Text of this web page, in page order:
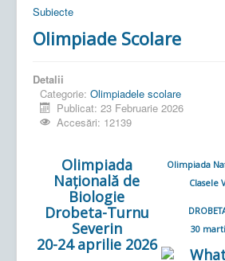
Subiecte
Olimpiade Scolare
Detalii
Categorie: Olimpiadele scolare
Publicat: 23 Februarie 2026
Accesări: 12139
Olimpiada
Națională de
Biologie
Drobeta-Turnu
Severin
20-24 aprilie 2026
Olimpiada
Clasele
30